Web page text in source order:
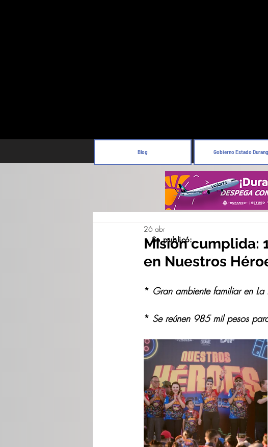
Blog Gobierno Estado
Misión cumplida:
en Nuestros
26 abr
* Gran ambiente familiar en
* Se reúnen 985 mil pesos
Se publicó: